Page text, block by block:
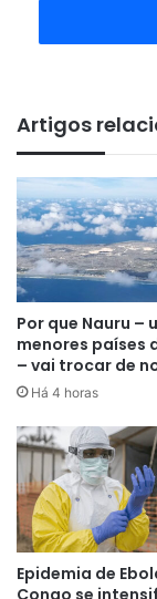
Apesar da
sido
de salvamento.
e equipamentos
Segundo a
começaram às
Gansu, perto da
até em Xi’an, na
570 km do
Artigos
Por que Nauru –
menores países
– vai trocar de
Há 4 horas
Epidemia de
Congo se